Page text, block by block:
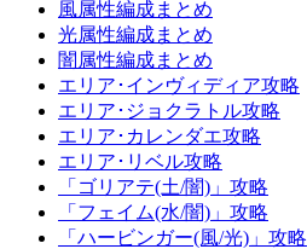
風属性編成まとめ
光属性編成まとめ
闇属性編成まとめ
エリア･インヴィディア攻略
エリア･ジョクラトル攻略
エリア･カレンダエ攻略
エリア･リベル攻略
「ゴリアテ(土/闇)」攻略
「フェイム(水/闇)」攻略
「ハービンガー(風/光)」攻略